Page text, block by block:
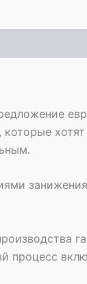
которые
процесс